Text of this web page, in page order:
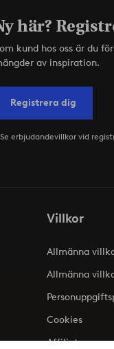
här?
kund hos oss är du
av inspiration.
Registrera dig
erbjudandevillkor vid
Villkor
Allmänna
Allmänna
Cookies
Affiliate